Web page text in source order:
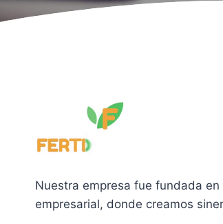
Nuestra empresa fue fundada
empresarial, donde creamos